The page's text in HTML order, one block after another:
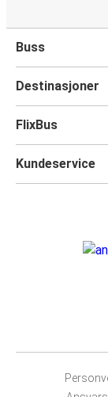
Buss
Destinasjoner
FlixBus
Kundeservice